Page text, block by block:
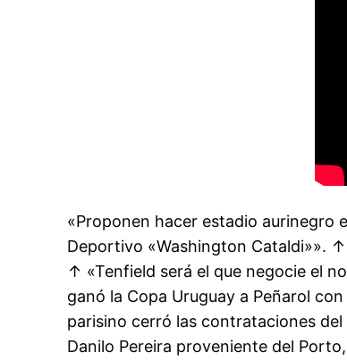
«Proponen hacer estadio aurinegro
Deportivo «Washington Cataldi»».
↑ «Tenfield será el que negocie el
ganó la Copa Uruguay a Peñarol
parisino cerró las contrataciones
Danilo Pereira proveniente del